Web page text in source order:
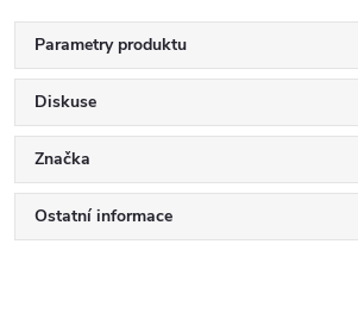
Parametry produktu
Diskuse
Značka
Ostatní informace